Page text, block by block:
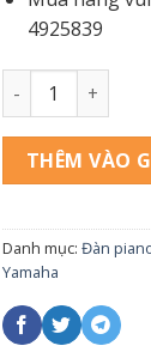
4925839
Đàn Piano Điện
THÊM VÀO
Danh mục: Đàn
Yamaha